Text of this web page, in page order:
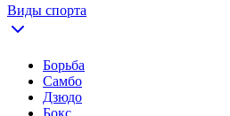
Виды спорта
Борьба
Самбо
Дзюдо
Бокс